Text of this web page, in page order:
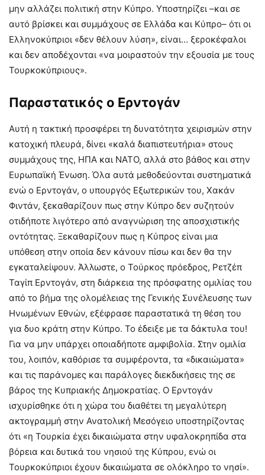
μην αλλάζει πολιτική στην Κύπρο. Υποστηρίζει –και σε
αυτό βρίσκει και συμμάχους σε Ελλάδα και Κύπρο– ότι οι
Ελληνοκύπριοι «δεν θέλουν λύση», είναι… ξεροκέφαλοι
και δεν αποδέχονται «να μοιραστούν την εξουσία με τους
Τουρκοκύπριους».
Παραστατικός ο Ερντογάν
Αυτή η τακτική προσφέρει τη δυνατότητα χειρισμών στην
κατοχική πλευρά, δίνει «καλά διαπιστευτήρια» στους
συμμάχους της, ΗΠΑ και ΝΑΤΟ, αλλά στο βάθος και στην
Ευρωπαϊκή Ένωση. Όλα αυτά μεθοδεύονται συστηματικά
ενώ ο Ερντογάν, ο υπουργός Εξωτερικών του, Χακάν
Φιντάν, ξεκαθαρίζουν πως στην Κύπρο δεν συζητούν
οτιδήποτε λιγότερο από αναγνώριση της αποσχιστικής
οντότητας. Ξεκαθαρίζουν πως η Κύπρος είναι μια
υπόθεση στην οποία δεν κάνουν πίσω και δεν θα την
εγκαταλείψουν. Άλλωστε, ο Τούρκος πρόεδρος, Ρετζέπ
Ταγίπ Ερντογάν, στη διάρκεια της πρόσφατης ομιλίας του
από το βήμα της ολομέλειας της Γενικής Συνέλευσης των
Ηνωμένων Εθνών, εξέφρασε παραστατικά τη θέση του
για δυο κράτη στην Κύπρο. Το έδειξε με τα δάκτυλα του!
Για να μην υπάρχει οποιαδήποτε αμφιβολία. Στην ομιλία
του, λοιπόν, καθόρισε τα συμφέροντα, τα «δικαιώματα»
και τις παράνομες και παράλογες διεκδικήσεις της σε
βάρος της Κυπριακής Δημοκρατίας. Ο Ερντογάν
ισχυρίσθηκε ότι η χώρα του διαθέτει τη μεγαλύτερη
ακτογραμμή στην Ανατολική Μεσόγειο υποστηρίζοντας
ότι «η Τουρκία έχει δικαιώματα στην υφαλοκρηπίδα στα
βόρεια και δυτικά του νησιού της Κύπρου, ενώ οι
Τουρκοκύπριοι έχουν δικαιώματα σε ολόκληρο το νησί».